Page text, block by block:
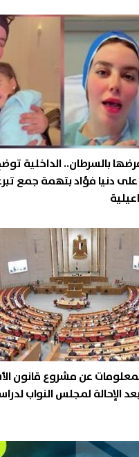
بالسرطان.. الداخلية
دنيا فؤاد بتهمة جمع
عن مشروع قانون